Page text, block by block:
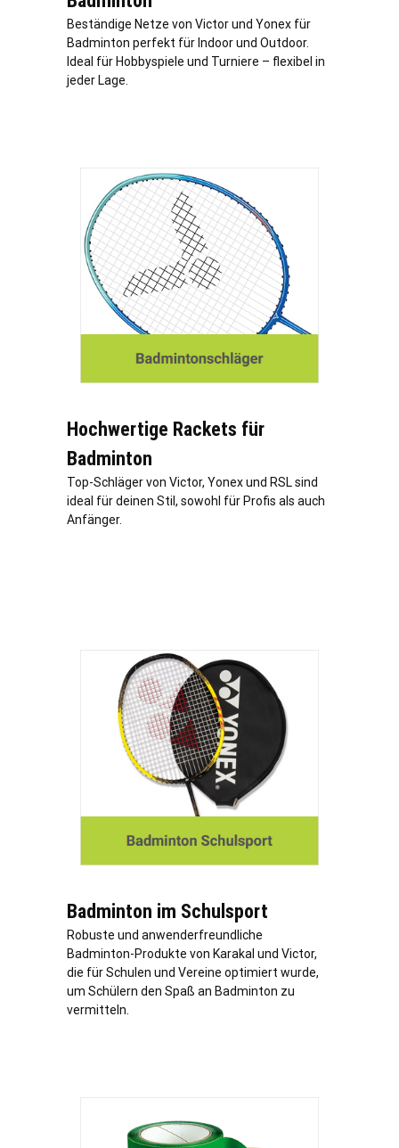
Beständige Netze von Victor und Yonex für
Badminton perfekt für Indoor und Outdoor.
Ideal für Hobbyspiele und Turniere – flexibel in
jeder Lage.
Hochwertige Rackets für
Badminton
Top-Schläger von Victor, Yonex und RSL sind
ideal für deinen Stil, sowohl für Profis als auch
Anfänger.
Badminton im Schulsport
Robuste und anwenderfreundliche
Badminton-Produkte von Karakal und Victor,
die für Schulen und Vereine optimiert wurde,
um Schülern den Spaß an Badminton zu
vermitteln.